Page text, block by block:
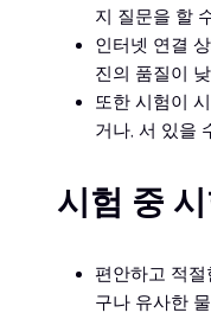
지 질문을 할
인터넷 연결
진의 품질이
또한 시험이
거나, 서 있을
시험 중
편안하고 적
구나 유사한